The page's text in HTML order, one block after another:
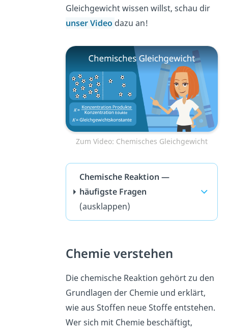
Gleichgewicht wissen willst, schau dir
unser Video dazu an!
Zum Video: Chemisches Gleichgewicht
Chemische Reaktion —
häufigste Fragen
(ausklappen)
Chemie verstehen
Die chemische Reaktion gehört zu den
Grundlagen der Chemie und erklärt,
wie aus Stoffen neue Stoffe entstehen.
Wer sich mit Chemie beschäftigt,